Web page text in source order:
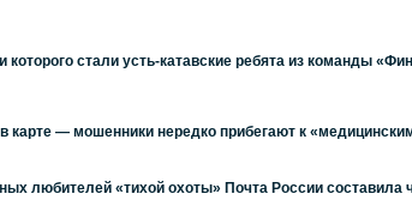
стали усть-катавские ребята из команды
— мошенники нередко прибегают к
любителей «тихой охоты» Почта России составила